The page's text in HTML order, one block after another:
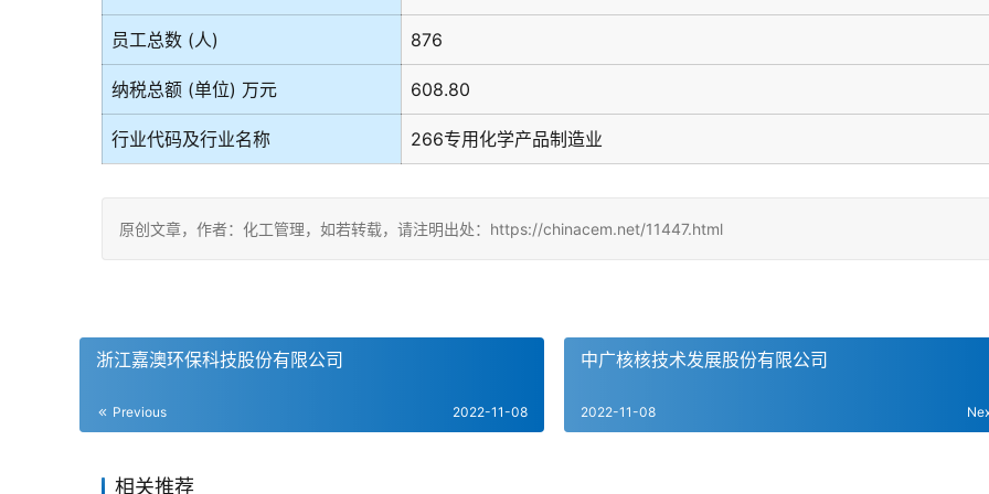
员工总数 (人) 876
纳税总额 (单位) 万元 608.80
行业代码及行业名称 266专用化学产品制造业
原创文章，作者：化工管理，如若转载，请注明出处：https://chinacem.net/11447.html
浙江嘉澳环保科技股份有限公司
Previous 2022-11-08
中广核核技术发展股份有限公司
2022-11-08
相关推荐